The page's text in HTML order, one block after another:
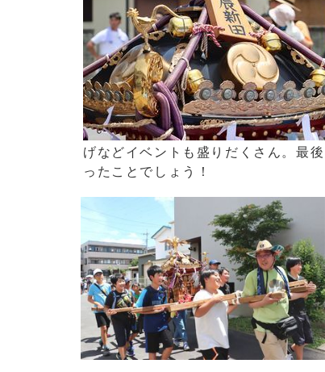
げなどイベントも盛りだくさん。最
ったことでしょう！